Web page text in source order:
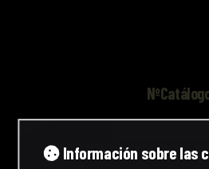
FAC-260
Autor/es
Información sobre las